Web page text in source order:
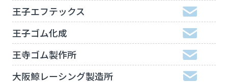
王子エフテックス
王子ゴム化成
王寺ゴム製作所
大阪鯨レーシング製造所